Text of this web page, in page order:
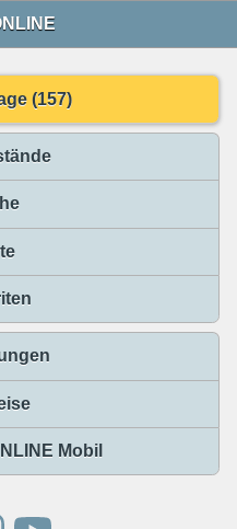
(157)
Mobil